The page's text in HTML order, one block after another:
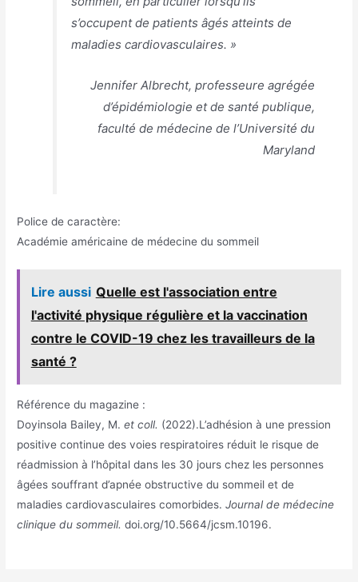
s’occupent de patients âgés atteints de
maladies cardiovasculaires. »
Jennifer Albrecht, professeure agrégée
d’épidémiologie et de santé publique,
faculté de médecine de l’Université du
Maryland
Police de caractère:
Académie américaine de médecine du sommeil
Lire aussi Quelle est l'association entre
l'activité physique régulière et la vaccination
contre le COVID-19 chez les travailleurs de la
santé ?
Référence du magazine :
Doyinsola Bailey, M.et coll. (2022).L’adhésion à une pression
positive continue des voies respiratoires réduit le risque de
réadmission à l’hôpital dans les 30 jours chez les personnes
âgées souffrant d’apnée obstructive du sommeil et de
maladies cardiovasculaires comorbides.Journal de médecine
clinique du sommeil. doi.org/10.5664/jcsm.10196.